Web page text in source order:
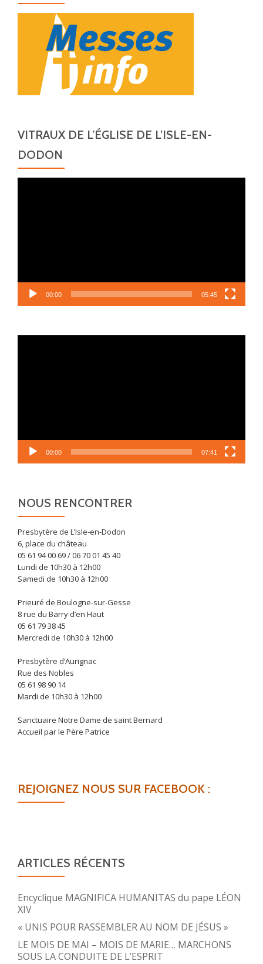
VITRAUX DE L’ÉGLISE DE L’ISLE-EN-
DODON
00:00 05:45
00:00 07:41
NOUS RENCONTRER
Presbytère de L’Isle-en-Dodon
6, place du château
05 61 94 00 69 / 06 70 01 45 40
Lundi de 10h30 à 12h00
Samedi de 10h30 à 12h00
Prieuré de Boulogne-sur-Gesse
8 rue du Barry d’en Haut
05 61 79 38 45
Mercredi de 10h30 à 12h00
Presbytère d’Aurignac
Rue des Nobles
05 61 98 90 14
Mardi de 10h30 à 12h00
Sanctuaire Notre Dame de saint Bernard
Accueil par le Père Patrice
REJOIGNEZ NOUS SUR FACEBOOK :
ARTICLES RÉCENTS
Encyclique MAGNIFICA HUMANITAS du pape LÉON
XIV
« UNIS POUR RASSEMBLER AU NOM DE JÉSUS »
LE MOIS DE MAI – MOIS DE MARIE… MARCHONS
SOUS LA CONDUITE DE L’ESPRIT